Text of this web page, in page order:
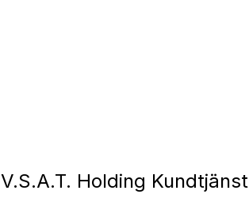
V.S.A.T. Holding Kundtjänst